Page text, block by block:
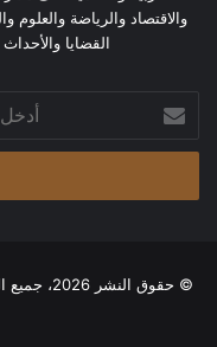
والاقتصاد والرياضة والعلوم
القضايا
بريدك
الإلكتروني
© حقوق النشر 2026، جميع الحقوق محفوظة | تصميم